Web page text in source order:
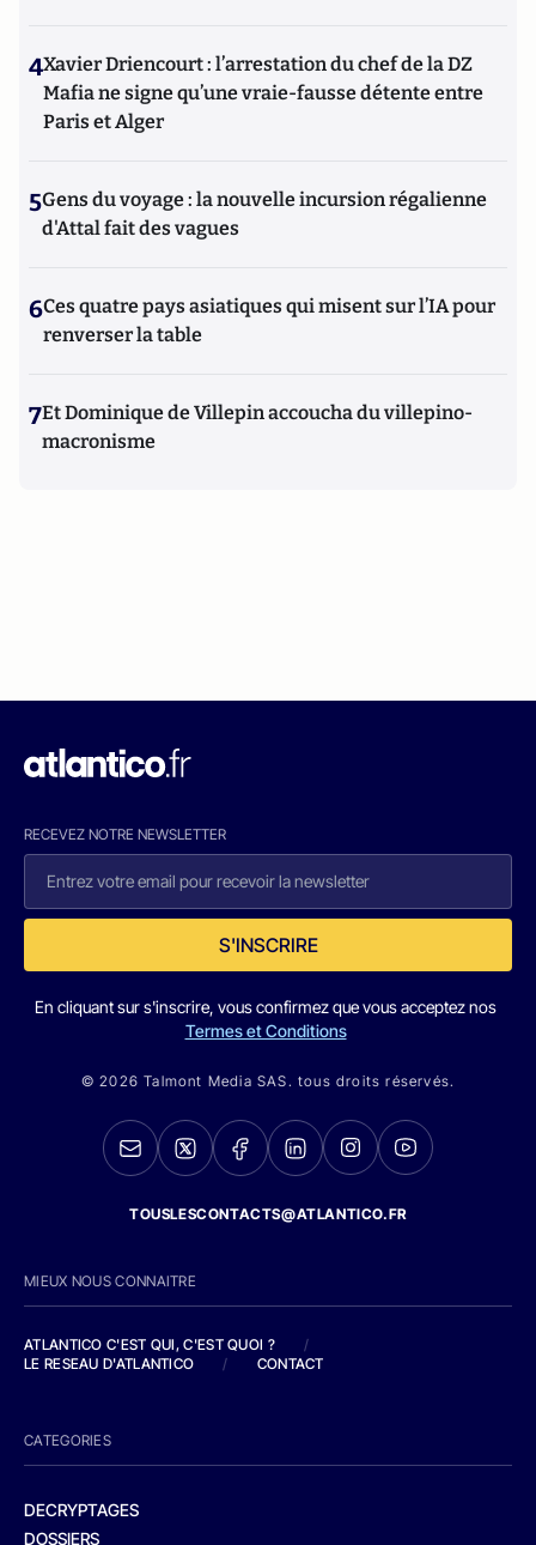
4Xavier Driencourt : l’arrestation du chef de la DZ
Mafia ne signe qu’une vraie-fausse détente entre
Paris et Alger
5Gens du voyage : la nouvelle incursion régalienne
d'Attal fait des vagues
6Ces quatre pays asiatiques qui misent sur l’IA pour
renverser la table
7Et Dominique de Villepin accoucha du villepino-
macronisme
RECEVEZ NOTRE NEWSLETTER
S'INSCRIRE
En cliquant sur s'inscrire, vous confirmez que vous acceptez nos
Termes et Conditions
© 2026 Talmont Media SAS. tous droits réservés.
TOUSLESCONTACTS@ATLANTICO.FR
MIEUX NOUS CONNAITRE
ATLANTICO C'EST QUI, C'EST QUOI ?
/
LE RESEAU D'ATLANTICO
/ CONTACT
CATEGORIES
DECRYPTAGES
DOSSIERS